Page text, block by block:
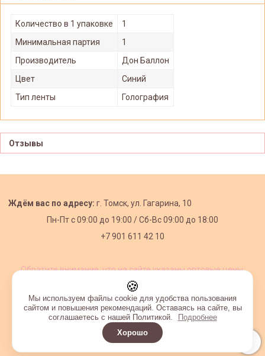
Количество в 1 упаковке
1
Минимальная партия
1
Производитель
Дон Баллон
Цвет
Синий
Тип ленты
Голография
Отзывы
Ждём вас по адресу: г. Томск, ул. Гагарина, 10
Пн-Пт с09:00 до 19:00 /Сб-Вс 09:00 до 18:00
+7 901 611 42 10
Обратите внимание, что на сайте указаны оптовые цены,
Интернет-магазин создан на InSales
🍪
Мы используем файлы cookie для удобства пользования
сайтом и повышения рекомендаций. Оставаясь на сайте, вы
соглашаетесь с нашей Политикой.
Подробнее
Хорошо